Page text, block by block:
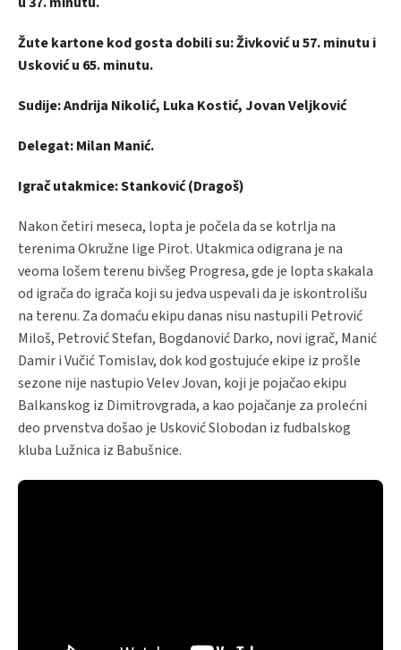
Žute kartone kod gosta dobili su: Živković u 57. minutu i
Usković u 65. minutu.
Sudije: Andrija Nikolić, Luka Kostić, Jovan Veljković
Delegat: Milan Manić.
Igrač utakmice: Stanković (Dragoš)
Nakon četiri meseca, lopta je počela da se kotrlja na
terenima Okružne lige Pirot. Utakmica odigrana je na
veoma lošem terenu bivšeg Progresa, gde je lopta skakala
od igrača do igrača koji su jedva uspevali da je iskontrolišu
na terenu. Za domaću ekipu danas nisu nastupili Petrović
Miloš, Petrović Stefan, Bogdanović Darko, novi igrač, Manić
Damir i Vučić Tomislav, dok kod gostujuće ekipe iz prošle
sezone nije nastupio Velev Jovan, koji je pojačao ekipu
Balkanskog iz Dimitrovgrada, a kao pojačanje za prolećni
deo prvenstva došao je Usković Slobodan iz fudbalskog
kluba Lužnica iz Babušnice.